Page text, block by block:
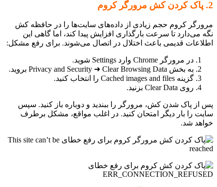
کروم حجم زیادی از داده‌های سایت‌ها را در حافظه کش
می‌دارد تا سرعت بارگذاری افزایش پیدا کند، اما گاهی این
قدیمی باعث اختلال در اتصال می‌شوند. برای رفع مشکل:
در مرورگر Chrome وارد Settings شوید.
به بخش Privacy and Security ➜ Clear Browsing Data بروید.
گزینه Cached images and files را انتخاب کنید.
روی Clear Data بزنید.
پاک شدن کش، مرورگر را ببندید و دوباره باز کنید. سپس
را بار دیگر امتحان کنید. در اغلب مواقع، مشکل برطرف
شد.